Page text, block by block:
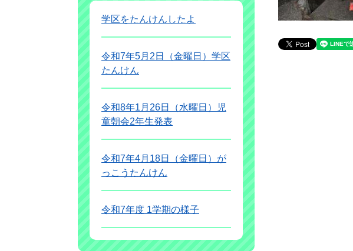
学区をたんけんしたよ
令和7年5月2日（金曜日）学区
たんけん
令和8年1月26日（水曜日）児
童朝会2年生発表
令和7年4月18日（金曜日）が
っこうたんけん
令和7年度 1学期の様子